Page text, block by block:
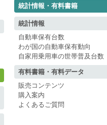
統計情報・有料書籍
統計情報
自動車保有台数
わが国の自動車保有動向
自家用乗用車の世帯普及台数
有料書籍・有料データ
販売コンテンツ
購入案内
よくあるご質問